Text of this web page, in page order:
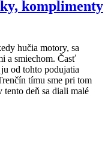
komplimenty
hučia motory, sa
a smiechom. Časť
od tohto podujatia
tímu sme pri tom
tento deň sa diali malé